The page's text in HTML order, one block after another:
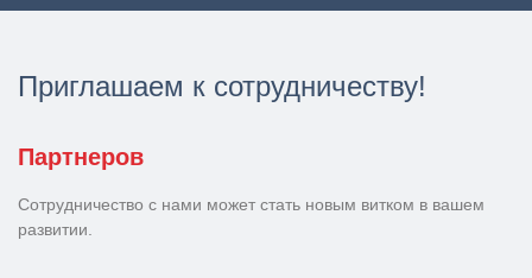
Приглашаем к сотрудничеству!
Партнеров
Сотрудничество с нами может стать новым витком в вашем
развитии.